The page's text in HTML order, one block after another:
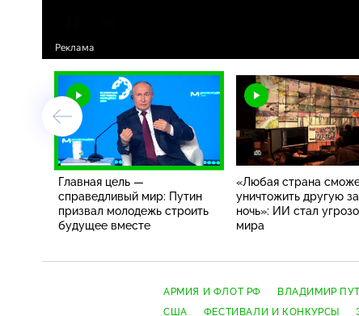
Главная цель —
справедливый мир: Путин
призвал молодежь строить
будущее вместе
«Любая страна
уничтожить другую
ночь»: ИИ стал
мира
АРМИЯ И ФЛОТ РФ ВЛАДИМИР
США
ФЕСТИВАЛИ И КОНКУРСЫ